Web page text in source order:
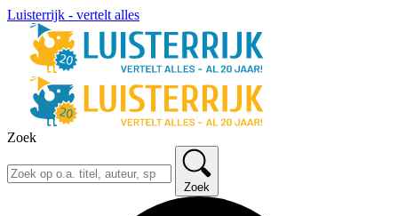
Luisterrijk - vertelt alles
Zoek
Zoek